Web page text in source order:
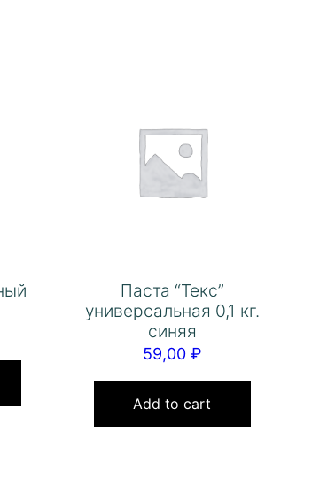
Паста “Текс”
универсальная 0,1 кг.
синяя
59,00 ₽
Add to cart